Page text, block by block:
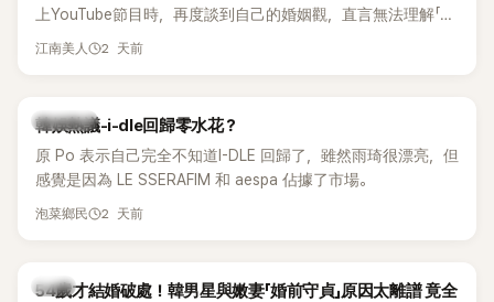
上YouTube節目時，再度談到自己的婚姻觀，直言無法理解「連
另一半的口臭、便便臭都要愛」這種說法，更大方表明自己是不
江南美人 2 天前
熱議討論
韓娛熱議-i-dle回歸零水花？
原 Po 表示自己完全不知道I-DLE 回歸了，雖然雨琦很漂亮，但
感覺是因為 LE SSERAFIM 和 aespa 佔據了市場。
泡菜鄉民 2 天前
韓星
54歲才結婚破處！韓男星與嫩妻「婚前守貞」原因太離譜 竟全